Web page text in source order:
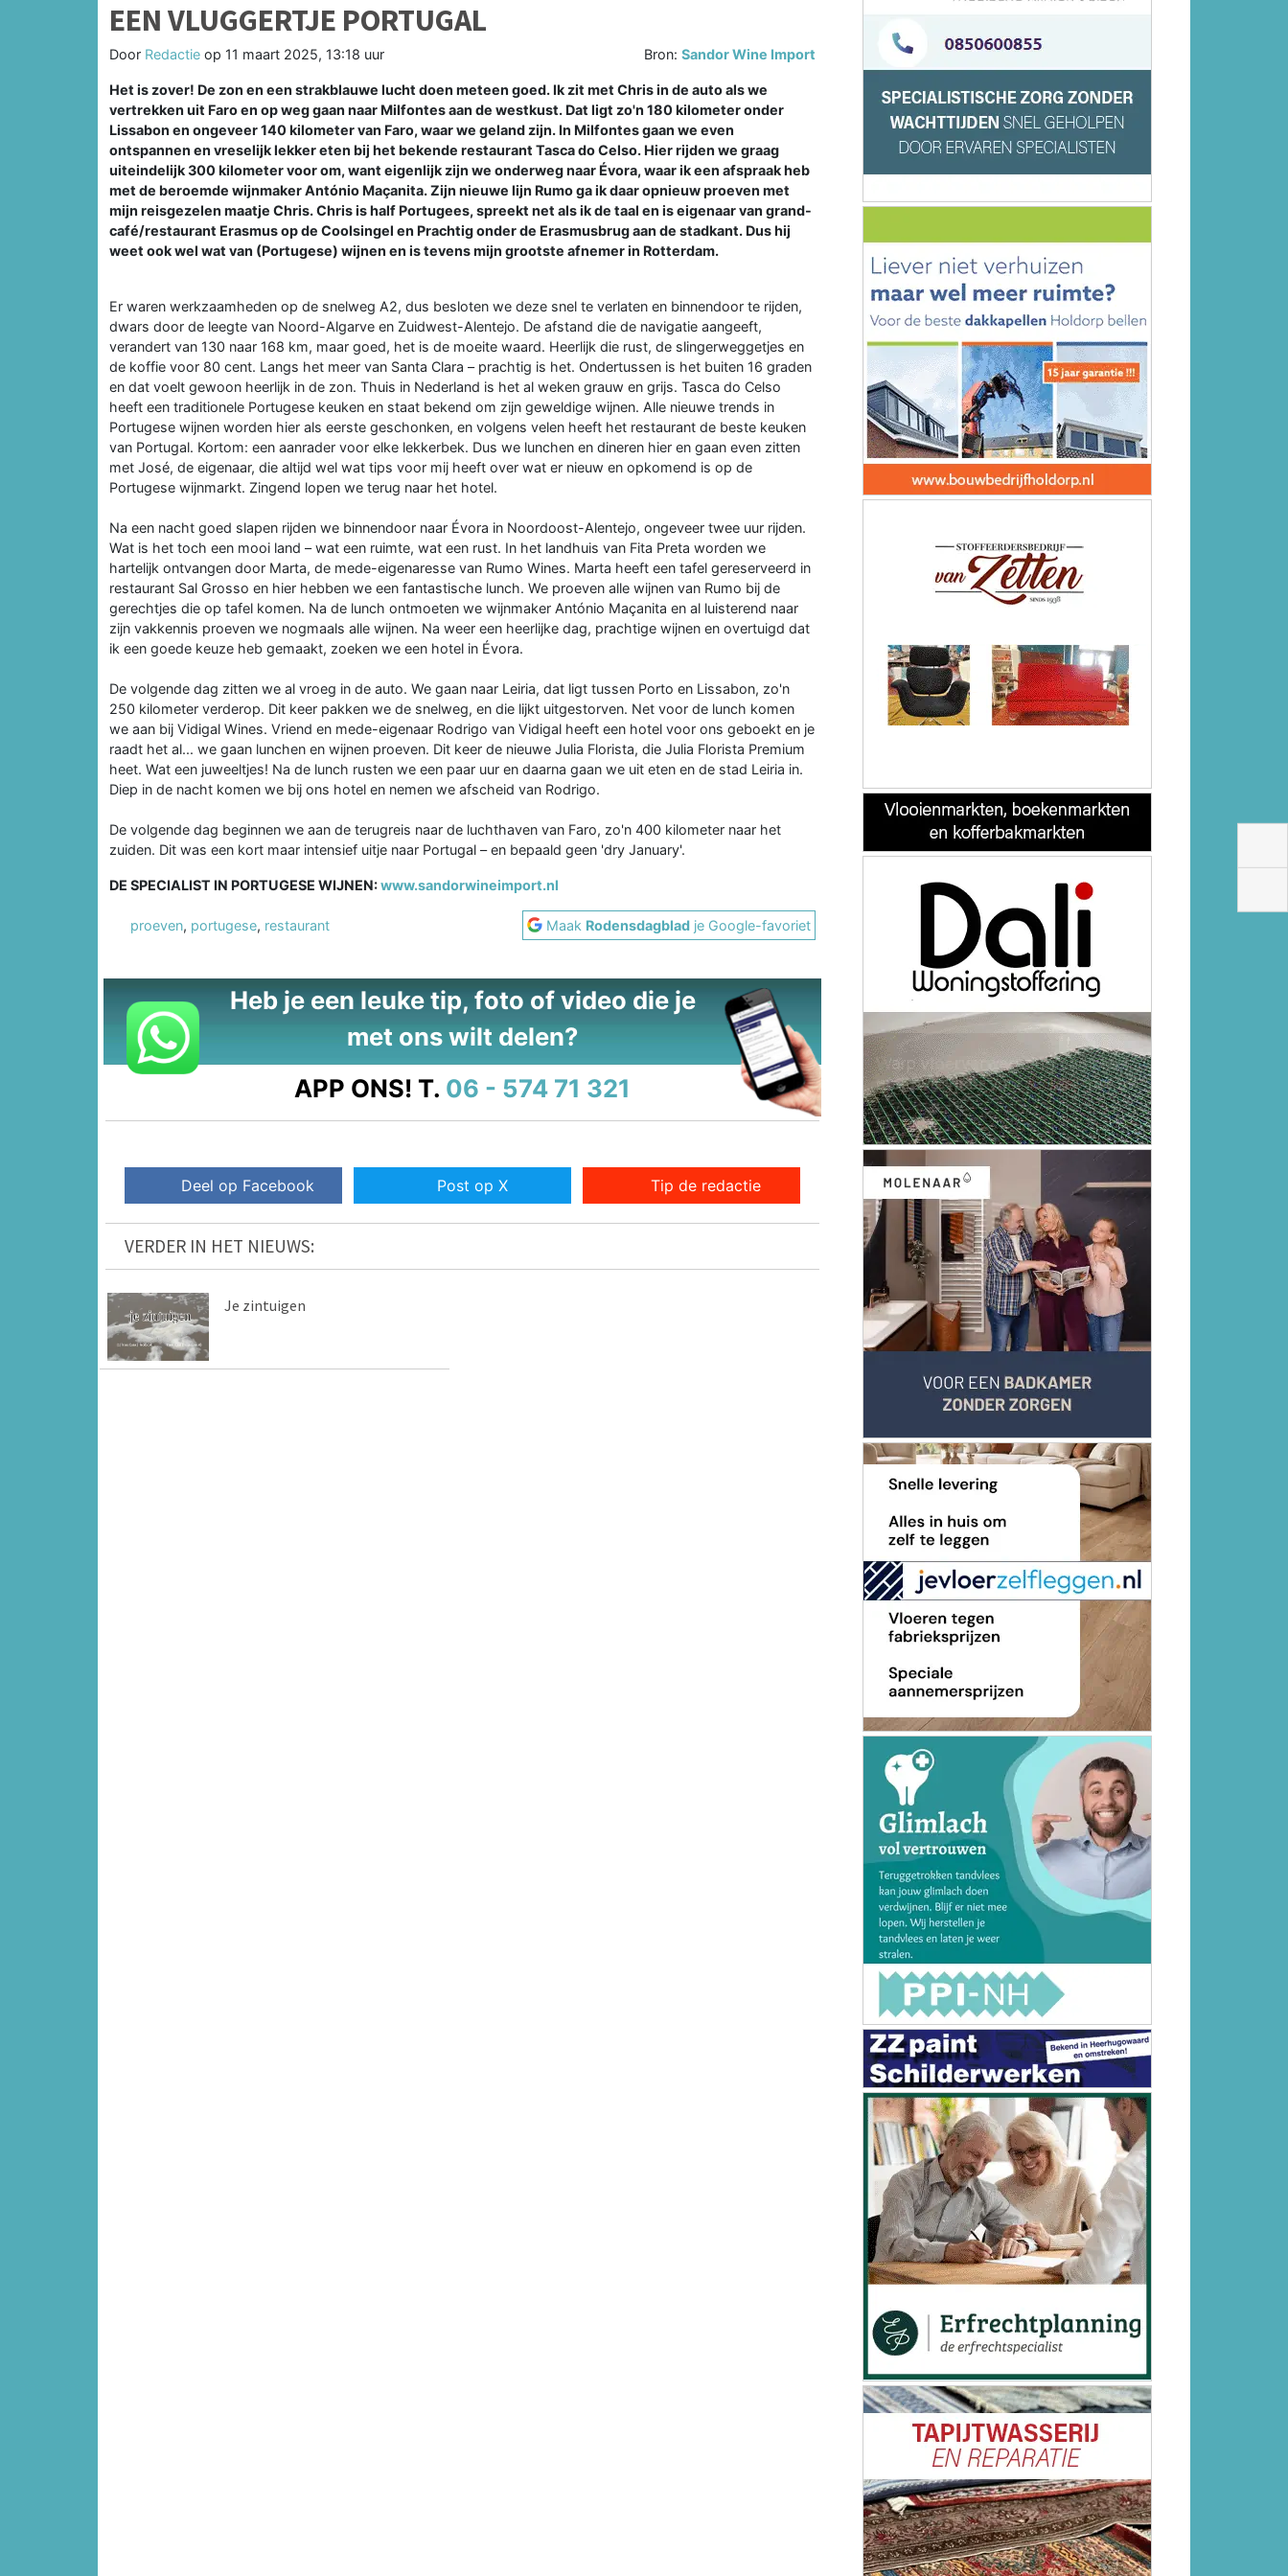
EEN VLUGGERTJE PORTUGAL
Door Redactie op 11 maart 2025, 13:18 uur Bron:Sandor Wine Import
Het is zover! De zon en een strakblauwe lucht doen meteen goed. Ik zit met Chris in de auto als we
vertrekken uit Faro en op weg gaan naar Milfontes aan de westkust. Dat ligt zo'n 180 kilometer onder
Lissabon en ongeveer 140 kilometer van Faro, waar we geland zijn. In Milfontes gaan we even
ontspannen en vreselijk lekker eten bij het bekende restaurant Tasca do Celso. Hier rijden we graag
uiteindelijk 300 kilometer voor om, want eigenlijk zijn we onderweg naar Évora, waar ik een afspraak heb
met de beroemde wijnmaker António Maçanita. Zijn nieuwe lijn Rumo ga ik daar opnieuw proeven met
mijn reisgezelen maatje Chris. Chris is half Portugees, spreekt net als ik de taal en is eigenaar van grand-
café/restaurant Erasmus op de Coolsingel en Prachtig onder de Erasmusbrug aan de stadkant. Dus hij
weet ook wel wat van (Portugese) wijnen en is tevens mijn grootste afnemer in Rotterdam.
Er waren werkzaamheden op de snelweg A2, dus besloten we deze snel te verlaten en binnendoor te rijden,
dwars door de leegte van Noord-Algarve en Zuidwest-Alentejo. De afstand die de navigatie aangeeft,
verandert van 130 naar 168 km, maar goed, het is de moeite waard. Heerlijk die rust, de slingerweggetjes en
de koffie voor 80 cent. Langs het meer van Santa Clara – prachtig is het. Ondertussen is het buiten 16 graden
en dat voelt gewoon heerlijk in de zon. Thuis in Nederland is het al weken grauw en grijs. Tasca do Celso
heeft een traditionele Portugese keuken en staat bekend om zijn geweldige wijnen. Alle nieuwe trends in
Portugese wijnen worden hier als eerste geschonken, en volgens velen heeft het restaurant de beste keuken
van Portugal. Kortom: een aanrader voor elke lekkerbek. Dus we lunchen en dineren hier en gaan even zitten
met José, de eigenaar, die altijd wel wat tips voor mij heeft over wat er nieuw en opkomend is op de
Portugese wijnmarkt. Zingend lopen we terug naar het hotel.
Na een nacht goed slapen rijden we binnendoor naar Évora in Noordoost-Alentejo, ongeveer twee uur rijden.
Wat is het toch een mooi land – wat een ruimte, wat een rust. In het landhuis van Fita Preta worden we
hartelijk ontvangen door Marta, de mede-eigenaresse van Rumo Wines. Marta heeft een tafel gereserveerd in
restaurant Sal Grosso en hier hebben we een fantastische lunch. We proeven alle wijnen van Rumo bij de
gerechtjes die op tafel komen. Na de lunch ontmoeten we wijnmaker António Maçanita en al luisterend naar
zijn vakkennis proeven we nogmaals alle wijnen. Na weer een heerlijke dag, prachtige wijnen en overtuigd dat
ik een goede keuze heb gemaakt, zoeken we een hotel in Évora.
De volgende dag zitten we al vroeg in de auto. We gaan naar Leiria, dat ligt tussen Porto en Lissabon, zo'n
250 kilometer verderop. Dit keer pakken we de snelweg, en die lijkt uitgestorven. Net voor de lunch komen
we aan bij Vidigal Wines. Vriend en mede-eigenaar Rodrigo van Vidigal heeft een hotel voor ons geboekt en je
raadt het al... we gaan lunchen en wijnen proeven. Dit keer de nieuwe Julia Florista, die Julia Florista Premium
heet. Wat een juweeltjes! Na de lunch rusten we een paar uur en daarna gaan we uit eten en de stad Leiria in.
Diep in de nacht komen we bij ons hotel en nemen we afscheid van Rodrigo.
De volgende dag beginnen we aan de terugreis naar de luchthaven van Faro, zo'n 400 kilometer naar het
zuiden. Dit was een kort maar intensief uitje naar Portugal – en bepaald geen 'dry January'.
DE SPECIALIST IN PORTUGESE WIJNEN:www.sandorwineimport.nl
proeven, portugese, restaurant Maak Rodensdagblad je Google-favoriet
Heb je een leuke tip, foto of video die je
met ons wilt delen?
APP ONS! T. 06 - 574 71 321
Deel op Facebook Post op X Tip de redactie
VERDER IN HET NIEUWS:
Je zintuigen